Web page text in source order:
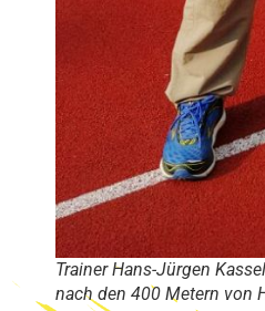
Trainer Hans-Jürgen
nach den 400 Metern von